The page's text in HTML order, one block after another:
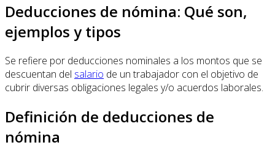
Deducciones de nómina: Qué son,
ejemplos y tipos
Se refiere por deducciones nominales a los montos que se
descuentan del salario de un trabajador con el objetivo de
cubrir diversas obligaciones legales y/o acuerdos laborales.
Definición de deducciones de
nómina